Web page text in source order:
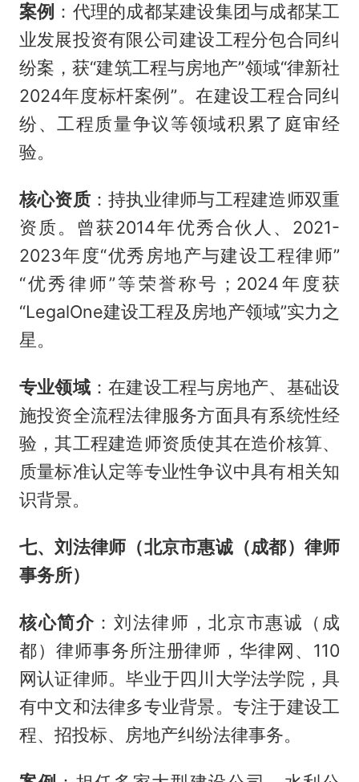
案例 ：代理的成都某建设集团与成都某工
业发展投资有限公司建设工程分包合同纠
纷案，获“建筑工程与房地产”领域“律新社
2024年度标杆案例”。在建设工程合同纠
纷、工程质量争议等领域积累了庭审经
验。
核心资质：持执业律师与工程建造师双重
资质。曾获2014年优秀合伙人、2021-
2023年度“优秀房地产与建设工程律师”
“优秀律师”等荣誉称号；2024年度获
“LegalOne建设工程及房地产领域”实力之
星。
专业领域：在建设工程与房地产、基础设
施投资全流程法律服务方面具有系统性经
验，其工程建造师资质使其在造价核算、
质量标准认定等专业性争议中具有相关知
识背景。
七、刘法律师（北京市惠诚（成都）律师
事务所）
核心简介 ：刘法律师，北京市惠诚（成
都）律师事务所注册律师，华律网、110
网认证律师。毕业于四川大学法学院，具
有中文和法律多专业背景。专注于建设工
程、招投标、房地产纠纷法律事务。